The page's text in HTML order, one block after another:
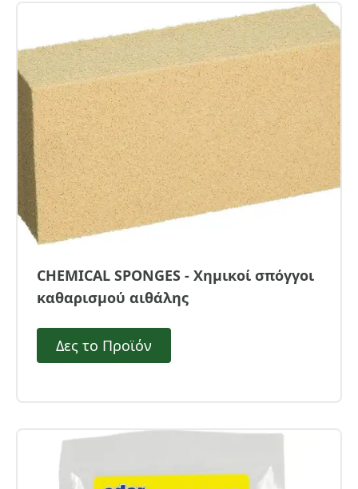
CHEMICAL SPONGES - Χημικοί σπόγγοι
καθαρισμού αιθάλης
Δες το Προϊόν